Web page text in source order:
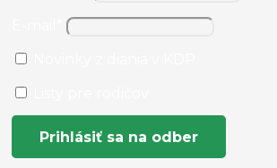
Prihlásiť sa na odber